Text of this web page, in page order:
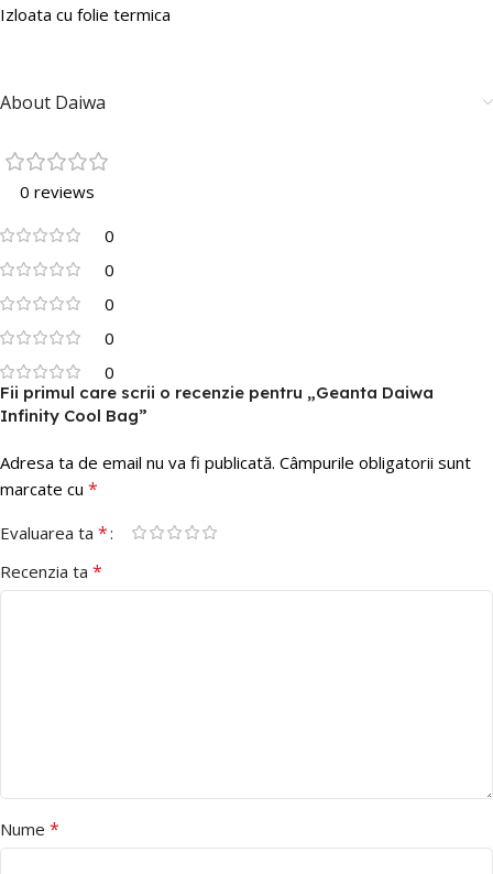
Izloata cu folie termica
About Daiwa
0 reviews
0
0
0
0
0
Fii primul care scrii o recenzie pentru „Geanta Daiwa
Infinity Cool Bag”
Adresa ta de email nu va fi publicată. Câmpurile obligatorii sunt
marcate cu *
Evaluarea ta *
Recenzia ta *
Nume *